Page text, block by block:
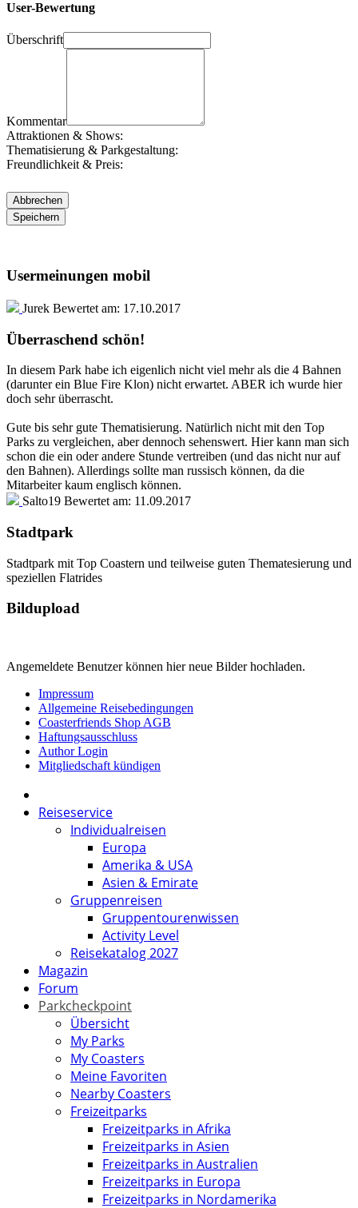
User-Bewertung
Überschrift
Kommentar
Attraktionen & Shows:
Thematisierung & Parkgestaltung:
Freundlichkeit & Preis:
Usermeinungen mobil
Jurek Bewertet am: 17.10.2017
Überraschend schön!
In diesem Park habe ich eigenlich nicht viel mehr als die 4 Bahnen
(darunter ein Blue Fire Klon) nicht erwartet. ABER ich wurde hier
doch sehr überrascht.
Gute bis sehr gute Thematisierung. Natürlich nicht mit den Top
Parks zu vergleichen, aber dennoch sehenswert. Hier kann man sich
schon die ein oder andere Stunde vertreiben (und das nicht nur auf
den Bahnen). Allerdings sollte man russisch können, da die
Mitarbeiter kaum englisch können.
Salto19 Bewertet am: 11.09.2017
Stadtpark
Stadtpark mit Top Coastern und teilweise guten Thematesierung und
speziellen Flatrides
Bildupload
Angemeldete Benutzer können hier neue Bilder hochladen.
Impressum
Allgemeine Reisebedingungen
Coasterfriends Shop AGB
Haftungsausschluss
Author Login
Mitgliedschaft kündigen
Reiseservice
Individualreisen
Europa
Amerika & USA
Asien & Emirate
Gruppenreisen
Gruppentourenwissen
Activity Level
Reisekatalog 2027
Magazin
Forum
Parkcheckpoint
Übersicht
My Parks
My Coasters
Meine Favoriten
Nearby Coasters
Freizeitparks
Freizeitparks in Afrika
Freizeitparks in Asien
Freizeitparks in Australien
Freizeitparks in Europa
Freizeitparks in Nordamerika